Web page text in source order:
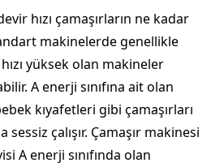
hızı çamaşırların ne kadar
makinelerde genellikle
hızı yüksek olan makineler
A enerji sınıfına ait olan
kıyafetleri gibi çamaşırları
çalışır. Çamaşır makinesi
A enerji sınıfında olan